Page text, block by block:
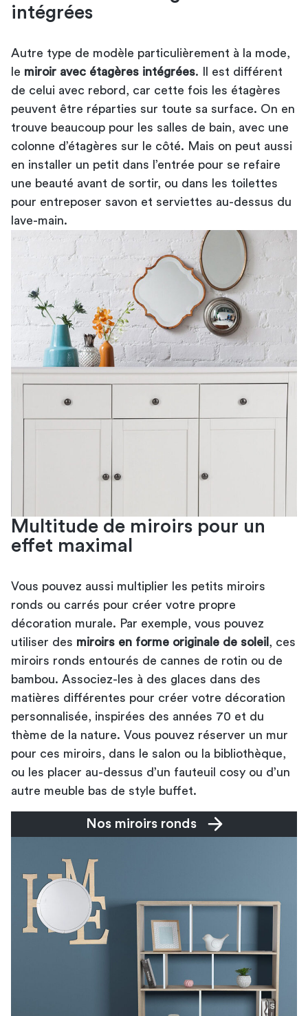
intégrées
Autre type de modèle particulièrement à la mode,
le miroir avec étagères intégrées. Il est différent
de celui avec rebord, car cette fois les étagères
peuvent être réparties sur toute sa surface. On en
trouve beaucoup pour les salles de bain, avec une
colonne d’étagères sur le côté. Mais on peut aussi
en installer un petit dans l’entrée pour se refaire
une beauté avant de sortir, ou dans les toilettes
pour entreposer savon et serviettes au-dessus du
lave-main.
Multitude de miroirs pour un
effet maximal
Vous pouvez aussi multiplier les petits miroirs
ronds ou carrés pour créer votre propre
décoration murale. Par exemple, vous pouvez
utiliser des miroirs en forme originale de soleil
, ces
miroirs ronds entourés de cannes de rotin ou de
bambou. Associez-les à des glaces dans des
matières différentes pour créer votre décoration
personnalisée, inspirées des années 70 et du
thème de la nature. Vous pouvez réserver un mur
pour ces miroirs, dans le salon ou la bibliothèque,
ou les placer au-dessus d’un fauteuil cosy ou d’un
autre meuble bas de style buffet.
Nos miroirs ronds